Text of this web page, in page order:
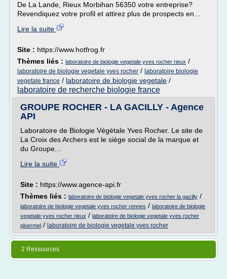
De La Lande, Rieux Morbihan 56350 votre entreprise?
Revendiquez votre profil et attirez plus de prospects en...
Lire la suite
Site : https://www.hotfrog.fr
Thèmes liés : laboratoire de biologie vegetale yves rocher rieux /
laboratoire de biologie vegetale yves rocher / laboratoire biologie
vegetale france / laboratoire de biologie vegetale /
laboratoire de recherche biologie france
GROUPE ROCHER - LA GACILLY - Agence
API
Laboratoire de Biologie Végétale Yves Rocher. Le site de
La Croix des Archers est le siège social de la marque et
du Groupe...
Lire la suite
Site : https://www.agence-api.fr
Thèmes liés : laboratoire de biologie vegetale yves rocher la gacilly /
laboratoire de biologie vegetale yves rocher rennes / laboratoire de biologie
vegetale yves rocher rieux / laboratoire de biologie vegetale yves rocher
ploermel / laboratoire de biologie vegetale yves rocher
2 Ressources